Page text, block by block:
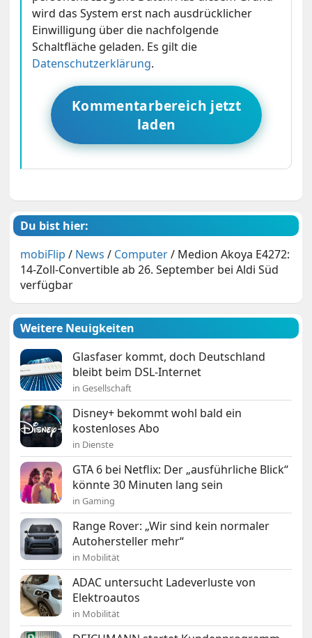
wird das System erst nach ausdrücklicher
Einwilligung über die nachfolgende
Schaltfläche geladen. Es gilt die
Datenschutzerklärung.
Kommentarbereich jetzt
laden
Du bist hier:
mobiFlip / News / Computer/ Medion Akoya E4272:
14-Zoll-Convertible ab 26. September bei Aldi Süd
verfügbar
Weitere Neuigkeiten
Glasfaser kommt, doch Deutschland
bleibt beim DSL-Internet
in Gesellschaft
Disney+ bekommt wohl bald ein
kostenloses Abo
in Dienste
GTA 6 bei Netflix: Der „ausführliche Blick“
könnte 30 Minuten lang sein
in Gaming
Range Rover: „Wir sind kein normaler
Autohersteller mehr“
in Mobilität
ADAC untersucht Ladeverluste von
Elektroautos
in Mobilität